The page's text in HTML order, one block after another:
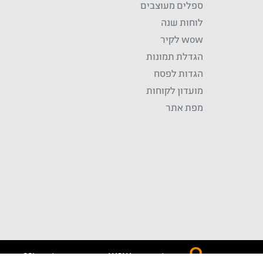
ספלים מעוצבים
לוחות שנה
wow לקיר
הגדלת תמונות
הגדות לפסח
מועדון לקוחות
מפת אתר
התשלום באתר WOW מאובטח בטכנולוגית SSL